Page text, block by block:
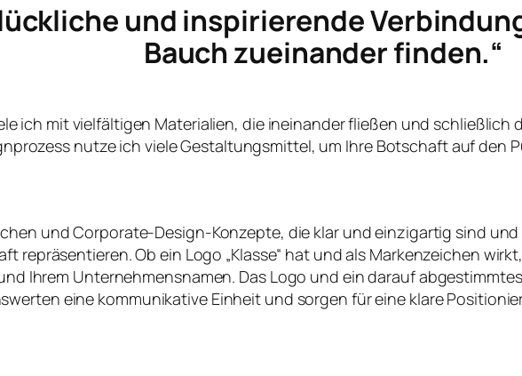
und inspirierende
Bauch zueinander finden.“
ich mit vielfältigen Materialien, die ineinander fließen und schließlich
nutze ich viele Gestaltungsmittel, um Ihre Botschaft auf den
und Corporate-Design-Konzepte, die klar und einzigartig sind
repräsentieren. Ob ein Logo „Klasse“ hat und als Markenzeichen
Ihrem Unternehmensnamen. Das Logo und ein darauf
eine kommunikative Einheit und sorgen für eine klare